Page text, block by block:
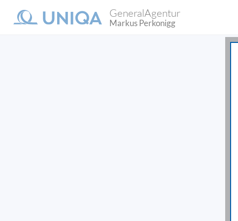
GeneralAgentur
Markus Perkonigg